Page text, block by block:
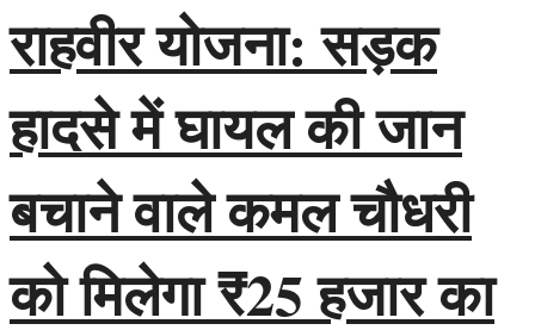
राहवीर योजना: सड़क
हादसे में घायल की जान
बचाने वाले कमल चौधरी
को मिलेगा ₹25 हजार का